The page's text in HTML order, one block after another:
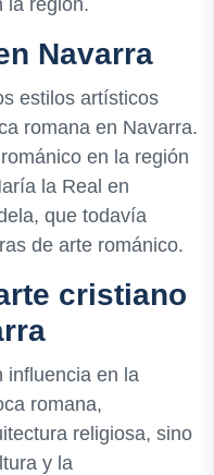
Navarra
estilos artísticos
romana en Navarra.
en la región
la Real en
que todavía
de arte románico.
cristiano
influencia en la
romana,
religiosa, sino
y la